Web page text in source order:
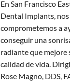
En San Francisco
Dental Implants, nos
comprometemos a
conseguir una
radiante que mejore
calidad de vida.
Rose Magno, DDS,